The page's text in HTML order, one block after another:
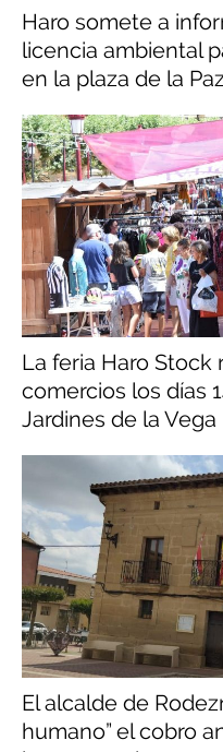
Haro somete a
licencia ambiental
en la plaza de la
La feria Haro Stock
comercios los días
Jardines de la Vega
El alcalde de
humano” el cobro